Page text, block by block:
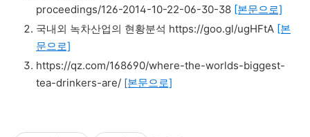
proceedings/126-2014-10-22-06-30-38 [본문으로]
국내외 녹차산업의 현황분석 https://goo.gl/ugHFtA [본
문으로]
https://qz.com/168690/where-the-worlds-biggest-
tea-drinkers-are/ [본문으로]